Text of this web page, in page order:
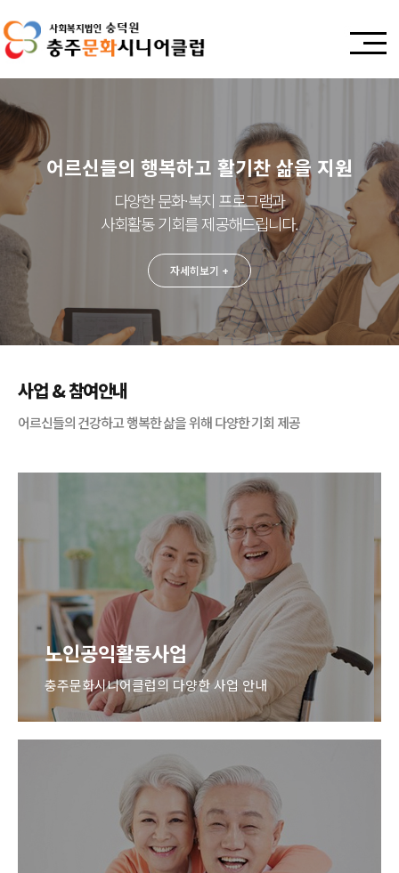
어르신들의 행복하고 활기찬 삶을 지원
다양한 문화·복지 프로그램과
사회활동 기회를 제공해드립니다.
자세히보기 +
어르신들의 역할과 재능 발굴 역할 부여
경제적 안정을 도모하여 건강하고
활동적인 노년 생활을 영위하도록 지원
자세히보기 +
건강하고 활동적인 노년 생활 영위
사회의 참여적 구성원으로 자리 매김
할 수 있는 새로운 일자리 창출
자세히보기 +
사업 & 참여안내
어르신들의 건강하고 행복한 삶을 위해 다양한 기회 제공
노인공익활동사업
충주문화시니어클럽의 다양한 사업 안내
노인공익활동사업
노인이 자기만족과 성취감 향상 및 지역사회
공익증진을 위해 참여하는 봉사활동